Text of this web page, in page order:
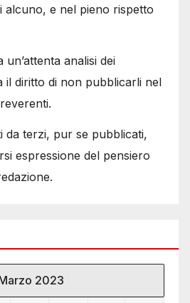
alcuno, e nel pieno rispetto
analisi dei
il diritto di non pubblicarli nel
da terzi, pur se pubblicati,
espressione del pensiero
2023